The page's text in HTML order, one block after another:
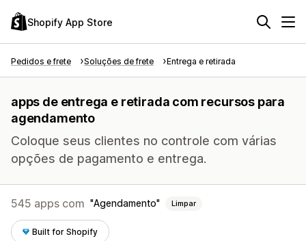
Shopify App Store
Pedidos e frete Soluções de frete Entrega e retirada
apps de entrega e retirada com recursos para
agendamento
Coloque seus clientes no controle com várias
opções de pagamento e entrega.
545 apps com Agendamento Limpar
Built for Shopify